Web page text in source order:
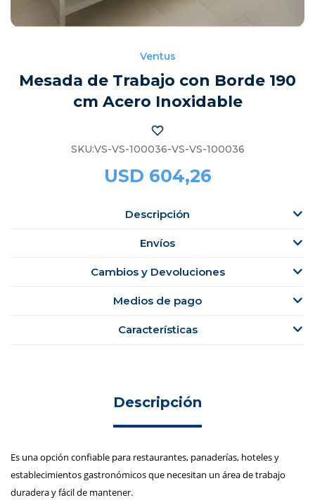
Ventus
Mesada de Trabajo con Borde 190
cm Acero Inoxidable
VS-VS-100036-VS-VS-100036
USD 604,26
Descripción
Envíos
Cambios y Devoluciones
Medios de pago
Características
Descripción
Es una opción confiable para restaurantes, panaderías, hoteles y
establecimientos gastronómicos que necesitan un área de trabajo
duradera y fácil de mantener.